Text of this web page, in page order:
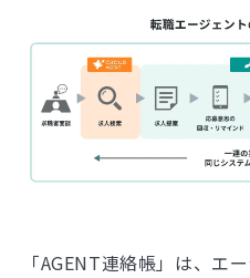
「AGENT連絡帳」は、エ